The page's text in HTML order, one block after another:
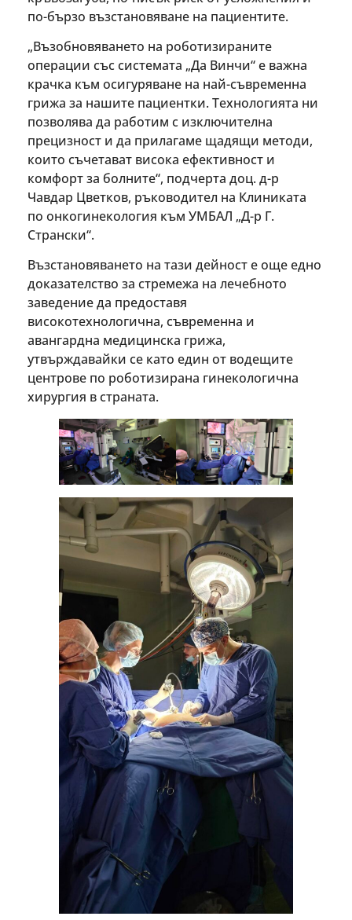
по-бързо възстановяване на пациентите.
„Възобновяването на роботизираните
операции със системата „Да Винчи“ е важна
крачка към осигуряване на най-съвременна
грижа за нашите пациентки. Технологията ни
позволява да работим с изключителна
прецизност и да прилагаме щадящи методи,
които съчетават висока ефективност и
комфорт за болните“, подчерта доц. д-р
Чавдар Цветков, ръководител на Клиниката
по онкогинекология към УМБАЛ „Д-р Г.
Странски“.
Възстановяването на тази дейност е още едно
доказателство за стремежа на лечебното
заведение да предоставя
високотехнологична, съвременна и
авангардна медицинска грижа,
утвърждавайки се като един от водещите
центрове по роботизирана гинекологична
хирургия в страната.